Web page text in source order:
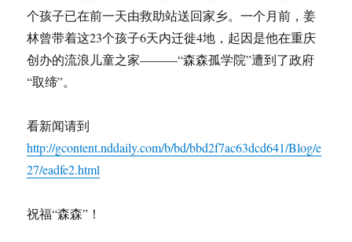
个孩子已在前一天由救助站送回家乡。一个月前，姜
林曾带着这23个孩子6天内迁徙4地，起因是他在重庆
创办的流浪儿童之家———“森森孤学院”遭到了政府
“取缔”。
看新闻请到
http://gcontent.nddaily.com/b/bd/bbd2f7ac63dcd641/Blog/e
27/eadfe2.html
祝福“森森”！